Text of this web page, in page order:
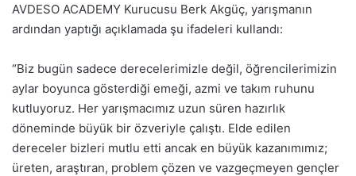
AVDESO ACADEMY Kurucusu Berk Akgüç, yarışmanın
ardından yaptığı açıklamada şu ifadeleri kullandı:
“Biz bugün sadece derecelerimizle değil, öğrencilerimizin
aylar boyunca gösterdiği emeği, azmi ve takım ruhunu
kutluyoruz. Her yarışmacımız uzun süren hazırlık
döneminde büyük bir özveriyle çalıştı. Elde edilen
dereceler bizleri mutlu etti ancak en büyük kazanımımız;
üreten, araştıran, problem çözen ve vazgeçmeyen gençler